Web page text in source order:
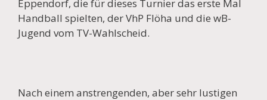
Eppendorf, die für dieses Turnier das erste Mal
Handball spielten, der VhP Flöha und die wB-
Jugend vom TV-Wahlscheid.
Nach einem anstrengenden, aber sehr lustigen